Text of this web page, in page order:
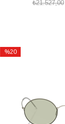
₺21.527,00
%20